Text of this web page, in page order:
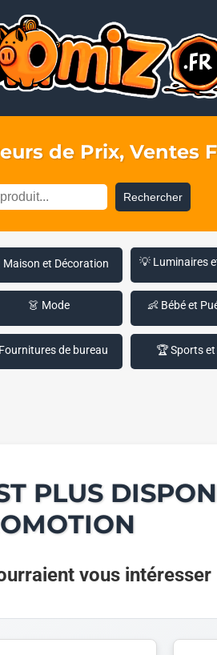
de Prix, Ventes
Rechercher
Maison et Décoration 💡 Luminaires
👗 Mode 👶 Bébé et
de bureau 🏆 Sports
PLUS
vous intéresser